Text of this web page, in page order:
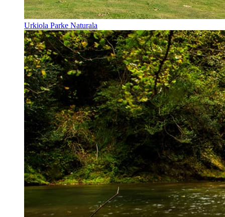
Urkiola Parke Naturala